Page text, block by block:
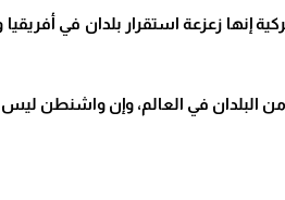
إنها زعزعة استقرار بلدان في
البلدان في العالم، وإن واشنطن